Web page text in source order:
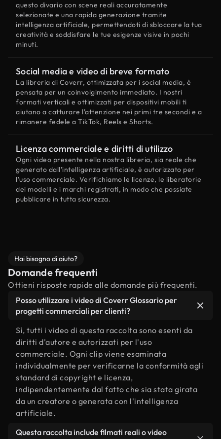
questo divario con scene reali accuratamente
selezionate e una rapida generazione tramite
intelligenza artificiale, permettendoti di sbloccare la tua
creatività e soddisfare le tue esigenze visive in pochi
minuti.
Social media e video di breve formato
La libreria di Coverr, ottimizzata per i social media, è
pensata per un coinvolgimento immediato. I nostri
formati verticali e ottimizzati per dispositivi mobili ti
aiutano a catturare l'attenzione nei primi tre secondi e a
rimanere fedele a TikTok, Reels e Shorts.
Licenza commerciale e diritti di utilizzo
Ogni video presente nella nostra libreria, sia reale che
generato dall'intelligenza artificiale, è autorizzato per
l'uso commerciale. Verifichiamo le licenze, le liberatorie
dei modelli e i marchi registrati, in modo che possiate
pubblicare in tutta sicurezza.
Hai bisogno di aiuto?
Domande frequenti
Ottieni risposte rapide alle domande più frequenti.
Posso utilizzare i video di Coverr Glossario per
progetti commerciali per clienti?
Sì, tutti i video di questa raccolta sono esenti da
diritti d'autore e autorizzati per l'uso
commerciale. Ogni clip viene esaminata
individualmente per verificarne la conformità agli
standard di copyright e licenza,
indipendentemente dal fatto che sia stata girata
da un creatore o generata con l'intelligenza
artificiale.
Questa raccolta include filmati reali o video